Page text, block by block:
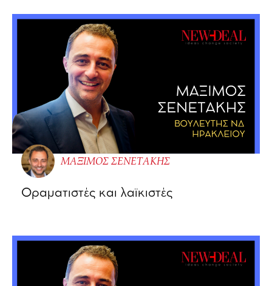
ΜΑΞΙΜΟΣ ΣΕΝΕΤΑΚΗΣ
Οραματιστές και λαϊκιστές